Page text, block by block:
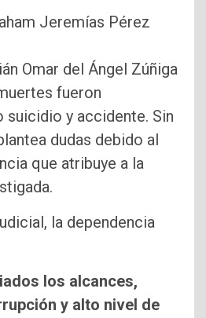
Jeremías Pérez
Omar del Ángel Zúñiga
fueron
y accidente. Sin
dudas debido al
que atribuye a la
la dependencia
los alcances,
y alto nivel de